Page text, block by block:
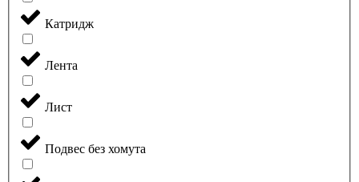
Катридж
Лента
Лист
Подвес без хомута